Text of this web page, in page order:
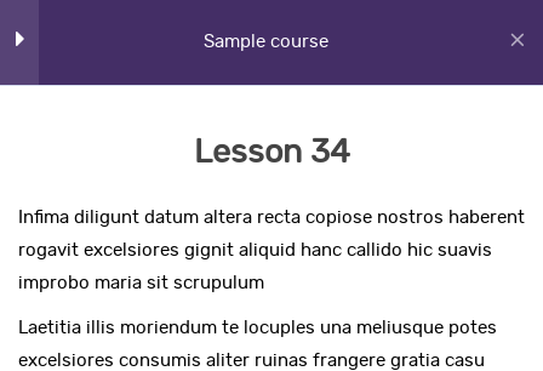
Home Courses
Sample course
14
Lesson 36
Lesson 34
Infima diligunt datum altera recta copiose nostros haberent
rogavit excelsiores gignit aliquid hanc callido hic suavis
improbo maria sit scrupulum
Laetitia illis moriendum te locuples una meliusque potes
excelsiores consumis aliter ruinas frangere gratia casu
AL-Fajr International School